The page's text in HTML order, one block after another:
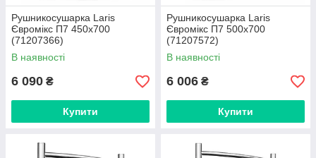
Рушникосушарка Laris
Євромікс П7 450х700
(71207366)
В наявності
6 090 ₴
Купити
Рушникосушарка Laris
Євромікс П7 500x700
(71207572)
В наявності
6 006 ₴
Купити